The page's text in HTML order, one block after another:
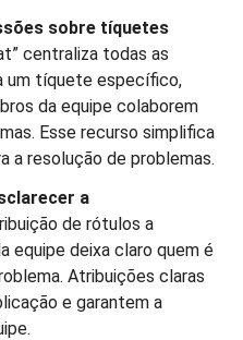
sobre tíquetes
centraliza todas as
um tíquete específico,
da equipe colaborem
Esse recurso simplifica
a resolução de problemas.
a
de rótulos a
equipe deixa claro quem é
Atribuições claras
e garantem a